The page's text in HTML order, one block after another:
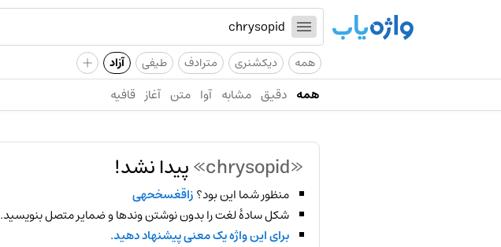
همه دیکشنری مترادف طیفی آزاد +
همه دقیق مشابه آوا متن آغاز قافیه
«chrysopid» پیدا نشد!
منظور شما این بود؟زاقغسخحهی
شکل سادهٔ لغت را بدون نوشتن وندها و ضمایر متصل بنویسید.
برای این واژه یک معنی پیشنهاد دهید.